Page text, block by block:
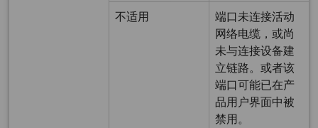
不适用
端口未连接活动
网络电缆，或尚
未与连接设备建
立链路。或者该
端口可能已在产
品用户界面中被
禁用。